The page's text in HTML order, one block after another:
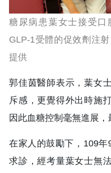
糖尿病患葉女士接受
GLP-1受體的促效劑注
提供
郭佳茵醫師表示，葉女
斥感，更覺得外出時施
因此血糖控制毫無進展，
在家人的鼓勵下，109
求診，經考量葉女士無